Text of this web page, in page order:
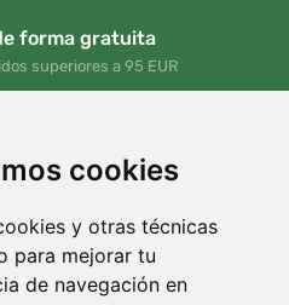
cookies
y otras técnicas
para mejorar tu
de navegación en
forma gratuita
superiores a 95 EUR
gratuitos
su pedido en cualquier momento
un árbol. Leer más